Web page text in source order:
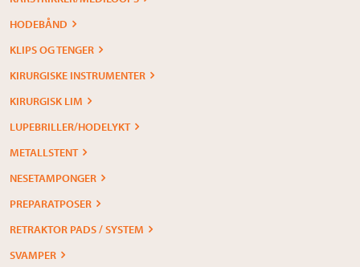
HODEBÅND
KLIPS OG TENGER
KIRURGISKE INSTRUMENTER
KIRURGISK LIM
LUPEBRILLER/HODELYKT
METALLSTENT
NESETAMPONGER
PREPARATPOSER
RETRAKTOR PADS / SYSTEM
SVAMPER